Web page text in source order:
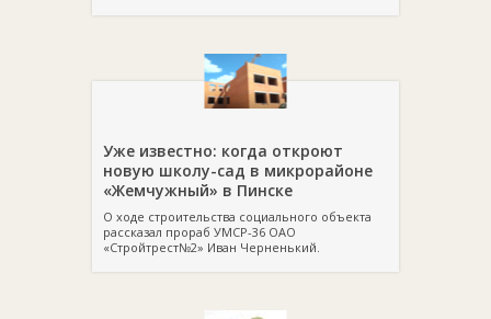
Уже известно: когда откроют
новую школу-сад в микрорайоне
«Жемчужный» в Пинске
О ходе строительства социального объекта
рассказал прораб УМСР-36 ОАО
«Стройтрест№2» Иван Черненький.